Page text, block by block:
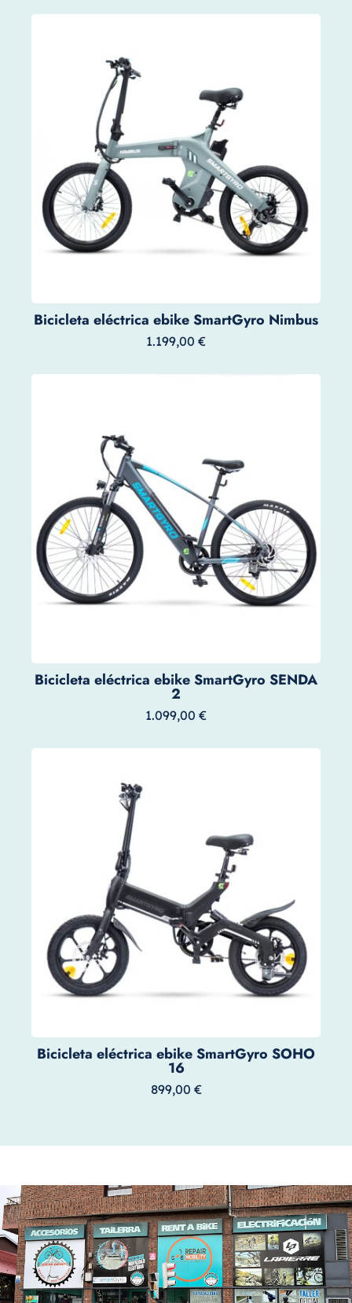
Bicicleta eléctrica ebike SmartGyro Nimbus
1.199,00 €
Bicicleta eléctrica ebike SmartGyro SENDA
2
1.099,00 €
Bicicleta eléctrica ebike SmartGyro SOHO
16
899,00 €